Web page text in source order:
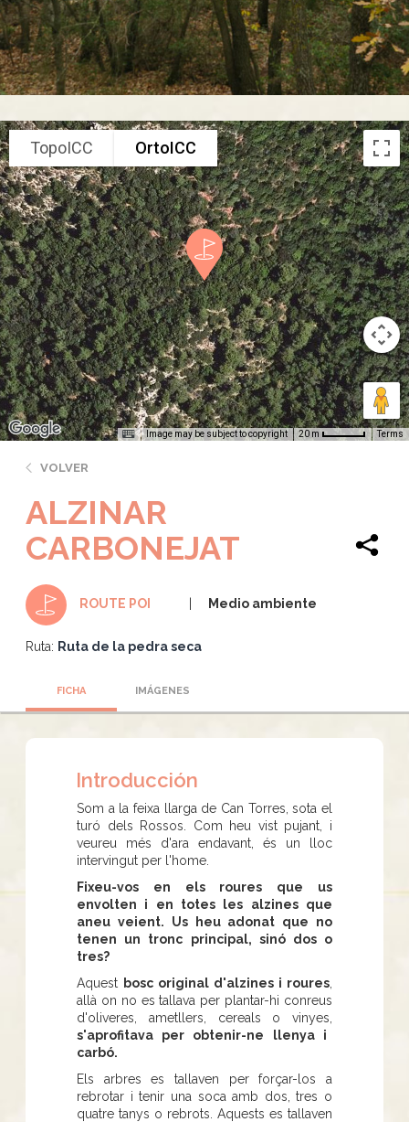
TopoICC OrtoICC
Image may be subject to copyright 20 m Terms
VOLVER
ALZINAR
CARBONEJAT
ROUTE POI Medio ambiente
Ruta: Ruta de la pedra seca
FICHA IMÁGENES
Introducción
Som a la feixa llarga de Can Torres, sota el
turó dels Rossos. Com heu vist pujant, i
veureu més d'ara endavant, és un lloc
intervingut per l'home.
Fixeu-vos en els roures que us
envolten i en totes les alzines que
aneu veient. Us heu adonat que no
tenen un tronc principal, sinó dos o
tres?
Aquest bosc original d'alzines i roures
allà on no es tallava per plantar-hi conreus
d'oliveres, ametllers, cereals o vinyes,
s'aprofitava per obtenir-ne llenya i
carbó.
Els arbres es tallaven per forçar-los a
rebrotar i tenir una soca amb dos, tres o
quatre tanys o rebrots. Aquests es tallaven